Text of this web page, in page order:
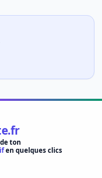
ton
en quelques clics